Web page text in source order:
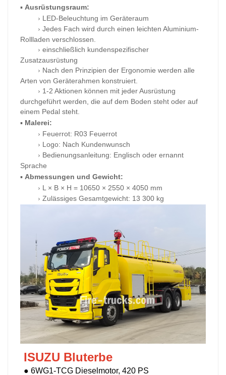
▪ Ausrüstungsraum:
› LED-Beleuchtung im Geräteraum
› Jedes Fach wird durch einen leichten Aluminium-
Rollladen verschlossen.
› einschließlich kundenspezifischer
Zusatzausrüstung
› Nach den Prinzipien der Ergonomie werden alle
Arten von Geräterahmen konstruiert.
› 1-2 Aktionen können mit jeder Ausrüstung
durchgeführt werden, die auf dem Boden steht oder auf
einem Pedal steht.
▪ Malerei:
› Feuerrot: R03 Feuerrot
› Logo: Nach Kundenwunsch
› Bedienungsanleitung: Englisch oder ernannt
Sprache
▪ Abmessungen und Gewicht:
› L × B × H = 10650 × 2550 × 4050 mm
› Zulässiges Gesamtgewicht: 13 300 kg
ISUZU Bluterbe
●6WG1-TCG Dieselmotor, 420 PS